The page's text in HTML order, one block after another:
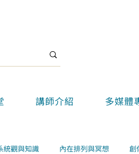
講師介紹 多媒體
統觀與知識 內在排列與冥想 創